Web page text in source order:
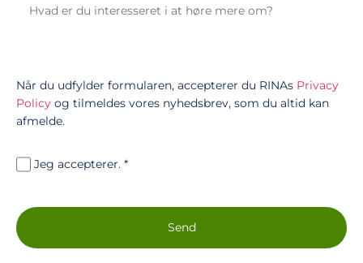
Når du udfylder formularen, accepterer du RINAs Privacy
Policy og tilmeldes vores nyhedsbrev, som du altid kan
afmelde.
Jeg accepterer. *
Send